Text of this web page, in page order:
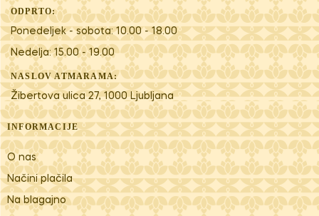
ODPRTO:
Ponedeljek - sobota: 10.00 - 18.00
Nedelja: 15.00 - 19.00
NASLOV ATMARAMA:
Žibertova ulica 27, 1000 Ljubljana
INFORMACIJE
O nas
Načini plačila
Na blagajno